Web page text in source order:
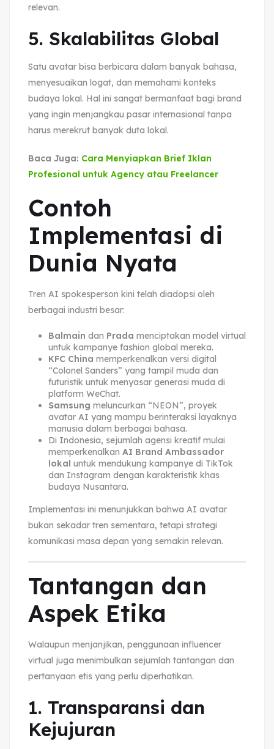
relevan.
5. Skalabilitas Global
Satu avatar bisa berbicara dalam banyak bahasa,
menyesuaikan logat, dan memahami konteks
budaya lokal. Hal ini sangat bermanfaat bagi brand
yang ingin menjangkau pasar internasional tanpa
harus merekrut banyak duta lokal.
Baca Juga: Cara Menyiapkan Brief Iklan
Profesional untuk Agency atau Freelancer
Contoh
Implementasi di
Dunia Nyata
Tren AI spokesperson kini telah diadopsi oleh
berbagai industri besar:
Balmain dan Prada menciptakan model virtual
untuk kampanye fashion global mereka.
KFC China memperkenalkan versi digital
“Colonel Sanders” yang tampil muda dan
futuristik untuk menyasar generasi muda di
platform WeChat.
Samsung meluncurkan “NEON”, proyek
avatar AI yang mampu berinteraksi layaknya
manusia dalam berbagai bahasa.
Di Indonesia, sejumlah agensi kreatif mulai
memperkenalkan AI Brand Ambassador
lokal untuk mendukung kampanye di TikTok
dan Instagram dengan karakteristik khas
budaya Nusantara.
Implementasi ini menunjukkan bahwa AI avatar
bukan sekadar tren sementara, tetapi strategi
komunikasi masa depan yang semakin relevan.
Tantangan dan
Aspek Etika
Walaupun menjanjikan, penggunaan influencer
virtual juga menimbulkan sejumlah tantangan dan
pertanyaan etis yang perlu diperhatikan.
1. Transparansi dan
Kejujuran